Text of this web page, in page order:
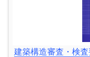
建築構造審査・検